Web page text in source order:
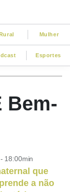
Mulher
Esportes
Bem-
18:00min
que
a não